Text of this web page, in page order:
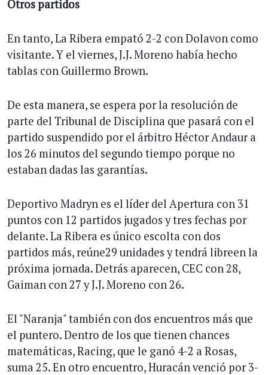
Otros partidos
En tanto, La Ribera empató 2-2 con Dolavon como
visitante. Y el viernes, J.J. Moreno había hecho
tablas con Guillermo Brown.
De esta manera, se espera por la resolución de
parte del Tribunal de Disciplina que pasará con el
partido suspendido por el árbitro Héctor Andaur a
los 26 minutos del segundo tiempo porque no
estaban dadas las garantías.
Deportivo Madryn es el líder del Apertura con 31
puntos con 12 partidos jugados y tres fechas por
delante. La Ribera es único escolta con dos
partidos más, reúne29 unidades y tendrá libreen la
próxima jornada. Detrás aparecen, CEC con 28,
Gaiman con 27 y J.J. Moreno con 26.
El "Naranja" también con dos encuentros más que
el puntero. Dentro de los que tienen chances
matemáticas, Racing, que le ganó 4-2 a Rosas,
suma 25. En otro encuentro, Huracán venció por 3-